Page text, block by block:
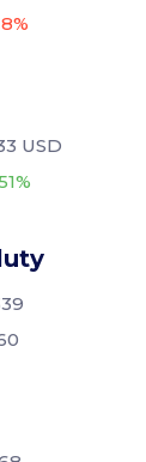
USD